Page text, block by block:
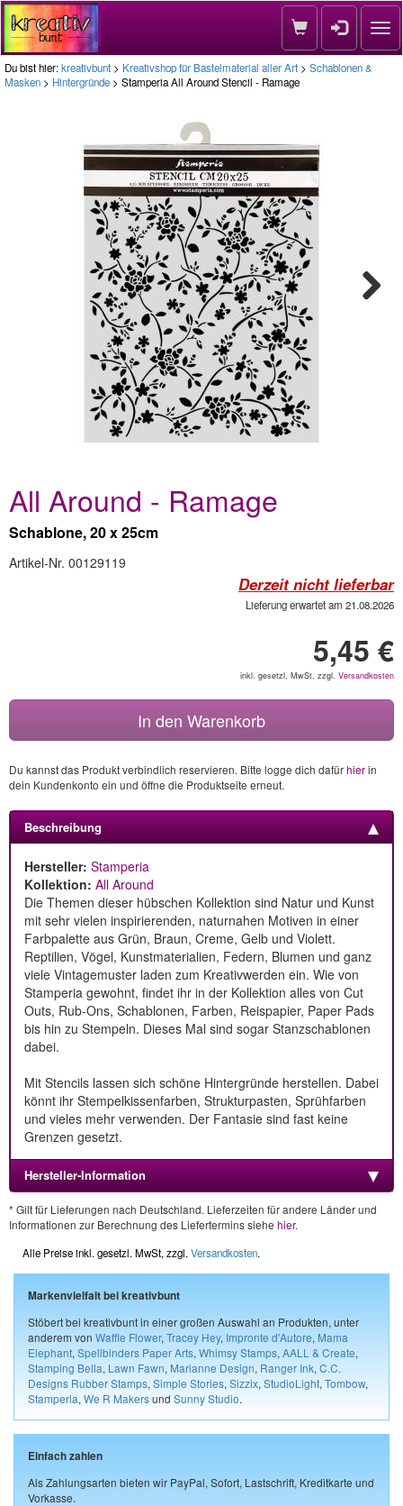
Du bist hier:kreativbunt > Kreativshop für Bastelmaterial aller Art > Schablonen &
Masken > Hintergründe > Stamperia All Around Stencil - Ramage
All Around - Ramage
Schablone, 20 x 25cm
Artikel-Nr. 00129119
Derzeit nicht lieferbar
Lieferung erwartet am 21.08.2026
5,45 €
inkl. gesetzl. MwSt, zzgl. Versandkosten
In den Warenkorb
Du kannst das Produkt verbindlich reservieren. Bitte logge dich dafürhierin
dein Kundenkonto ein und öffne die Produktseite erneut.
Beschreibung
Hersteller: Stamperia
Kollektion: All Around
Die Themen dieser hübschen Kollektion sind Natur und Kunst
mit sehr vielen inspirierenden, naturnahen Motiven in einer
Farbpalette aus Grün, Braun, Creme, Gelb und Violett.
Reptilien, Vögel, Kunstmaterialien, Federn, Blumen und ganz
viele Vintagemuster laden zum Kreativwerden ein. Wie von
Stamperia gewohnt, findet ihr in der Kollektion alles von Cut
Outs, Rub-Ons, Schablonen, Farben, Reispapier, Paper Pads
bis hin zu Stempeln. Dieses Mal sind sogar Stanzschablonen
dabei.
Mit Stencils lassen sich schöne Hintergründe herstellen. Dabei
könnt ihr Stempelkissenfarben, Strukturpasten, Sprühfarben
und vieles mehr verwenden. Der Fantasie sind fast keine
Grenzen gesetzt.
Hersteller-Information
* Gilt für Lieferungen nach Deutschland. Lieferzeiten für andere Länder und
Informationen zur Berechnung des Liefertermins siehe hier.
Alle Preise inkl. gesetzl. MwSt, zzgl. Versandkosten.
Markenvielfalt bei kreativbunt
Stöbert bei kreativbunt in einer großen Auswahl an Produkten, unter
anderem von Waffle Flower, Tracey Hey, Impronte d'Autore, Mama
Elephant, Spellbinders Paper Arts, Whimsy Stamps, AALL & Create,
Stamping Bella, Lawn Fawn, Marianne Design, Ranger Ink, C.C.
Designs Rubber Stamps, Simple Stories, Sizzix, StudioLight, Tombow,
Stamperia, We R Makersund Sunny Studio.
Einfach zahlen
Als Zahlungsarten bieten wir PayPal, Sofort, Lastschrift, Kreditkarte und
Vorkasse.